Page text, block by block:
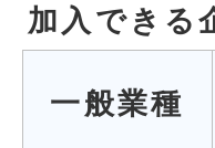
加入できる
一般業種